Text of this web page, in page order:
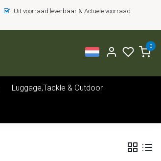
Uit voorraad leverbaar & Actuele voorraad
0
Luggage,Tackle & Outdoor